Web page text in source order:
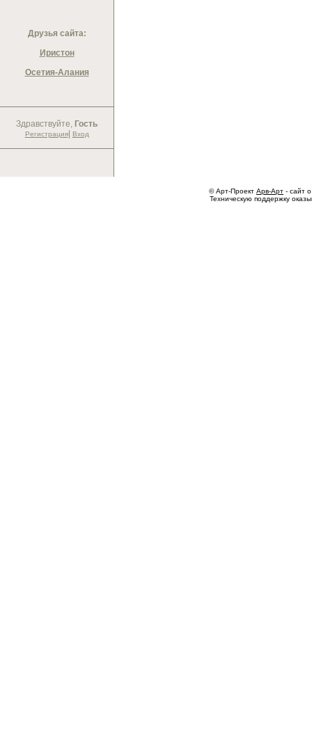
Друзья сайта:
Иристон
Осетия-Алания
Здравствуйте, Гость
Регистрация| Вход
© Арт-Проект Арв-Арт - сайт
Техническую поддержку